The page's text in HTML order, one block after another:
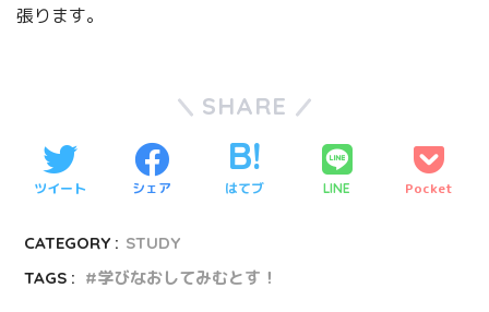
張ります。
SHARE
ツイート シェア はてブ LINE Pocket
CATEGORY : STUDY
TAGS :
学びなおしてみむとす！